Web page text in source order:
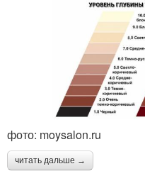
фото: moysalon.ru
читать дальше →